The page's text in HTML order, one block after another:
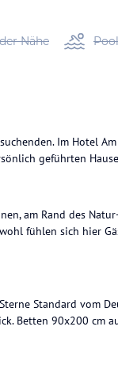
Nähe
Im Hotel
am Rand des
fühlen sich hier
Standard vom
Betten 90x200 cm